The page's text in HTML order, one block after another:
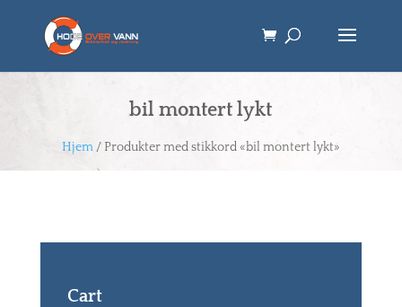
bil montert lykt
Hjem/ Produkter med stikkord «bil montert lykt»
Cart